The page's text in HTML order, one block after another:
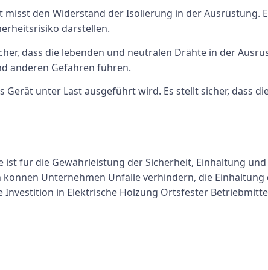
misst den Widerstand der Isolierung in der Ausrüstung.
darstellen.
dass die lebenden und neutralen Drähte in der
anderen Gefahren führen.
Gerät unter Last ausgeführt wird. Es stellt sicher, dass
für die Gewährleistung der Sicherheit, Einhaltung
können Unternehmen Unfälle verhindern, die
Investition in Elektrische Holzung Ortsfester